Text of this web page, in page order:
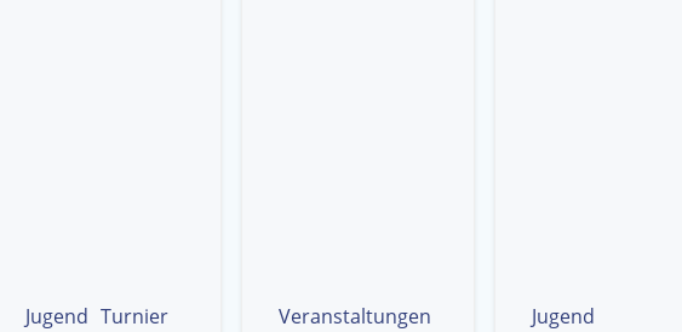
Jugend Turnier
Veranstaltungen
Jugend